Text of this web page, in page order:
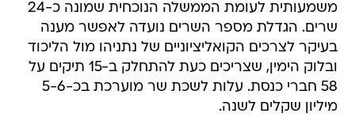
בעיקר לצרכים הקואליציוניים של נתניהו מול הליכוד
ובלוק הימין, שצריכים כעת להתחלק ב-15 תיקים על
58 חברי כנסת. עלות לשכת שר מוערכת בכ-5-6
מיליון שקלים לשנה.
החוק הנורבגי כחול לבן יש עתיד בני גנץ אבי ניסנקורן